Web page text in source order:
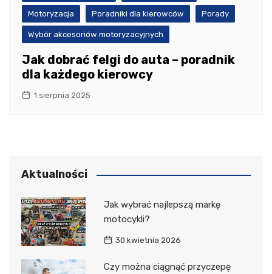
Motoryzacja Poradniki dla kierowców Porady
Wybór akcesoriów motoryzacyjnych
Jak dobrać felgi do auta – poradnik
dla każdego kierowcy
1 sierpnia 2025
Aktualności
Jak wybrać najlepszą markę
motocykli?
30 kwietnia 2026
Czy można ciągnąć przyczepę